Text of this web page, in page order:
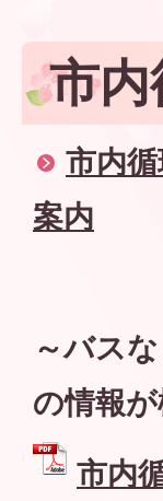
市
市内
案内
～バス
の情報
市内